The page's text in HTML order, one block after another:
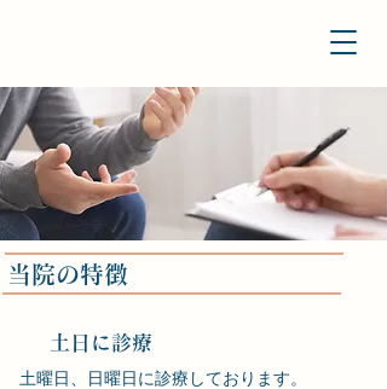
​当院の特徴
​ 土日に診療
土曜日、日曜日に診療しております。